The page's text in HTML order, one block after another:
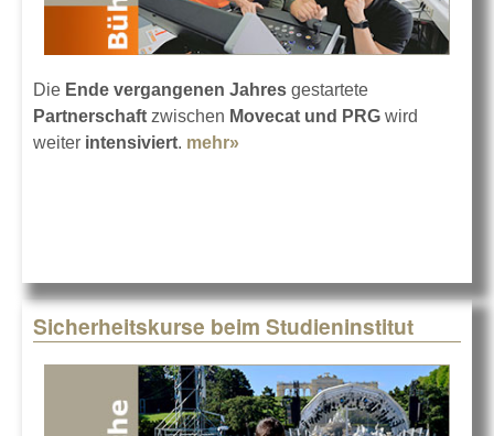
Die Ende vergangenen Jahres gestartete
Partnerschaft zwischen Movecat und PRG wird
weiter intensiviert. mehr»
Sicherheitskurse beim Studieninstitut